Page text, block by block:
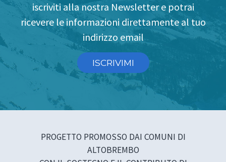
iscriviti alla nostra Newsletter e potrai
ricevere le informazioni direttamente al tuo
indirizzo email
ISCRIVIMI
PROGETTO PROMOSSO DAI COMUNI DI
ALTOBREMBO